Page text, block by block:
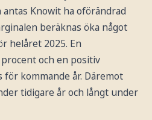
antas Knowit ha oförändrad
beräknas öka något
helåret 2025. En
och en positiv
kommande år. Däremot
tidigare år och långt under